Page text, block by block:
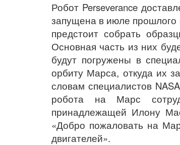
Робот Perseverance
запущена в июле
предстоит собрать
Основная часть из них
будут погружены в
орбиту Марса, откуда их
словам специалистов
робота на Марс
принадлежащей Илону
«Добро пожаловать на
двигателей».